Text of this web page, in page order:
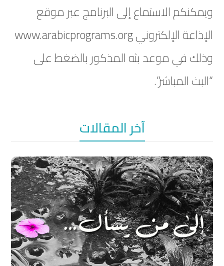
ويمكنكم الاستماع إلى البرنامج عبر موقع
الإذاعة الإلكتروني www.arabicprograms.org
وذلك في موعد بثه المذكور بالضغط على
“البث المباشر”.
آخر المقالات